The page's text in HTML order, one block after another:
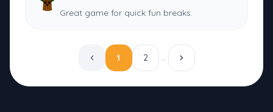
Great game for quick fun breaks.
1 2 …